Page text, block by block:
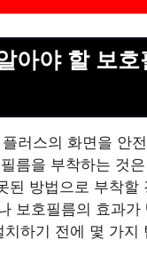
아야 할 보호
러스의 화면을 안
름을 부착하는 것
된 방법으로 부착할
보호필름의 효과가
치하기 전에 몇 가지